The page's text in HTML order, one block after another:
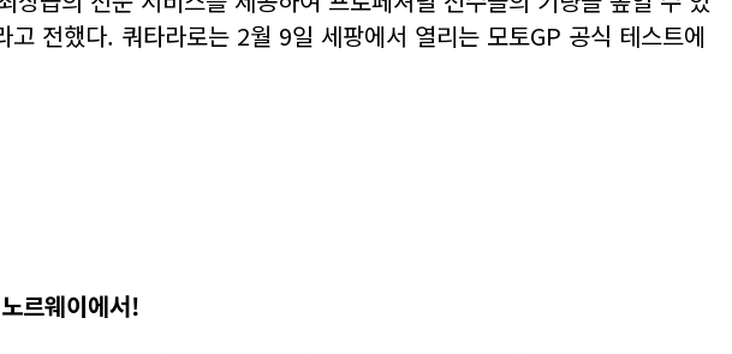
전했다. 쿼타라로는 2월 9일 세팡에서 열리는 모토GP 공식 테스트에
르웨이에서!